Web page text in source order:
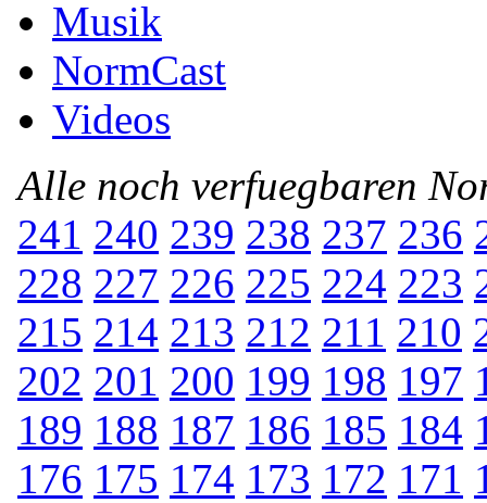
Musik
NormCast
Videos
Alle noch verfuegbaren
241 240 239 238 237 236
228 227 226 225 224 223
215 214 213 212 211 210
202 201 200 199 198 197
189 188 187 186 185 184
176 175 174 173 172 171